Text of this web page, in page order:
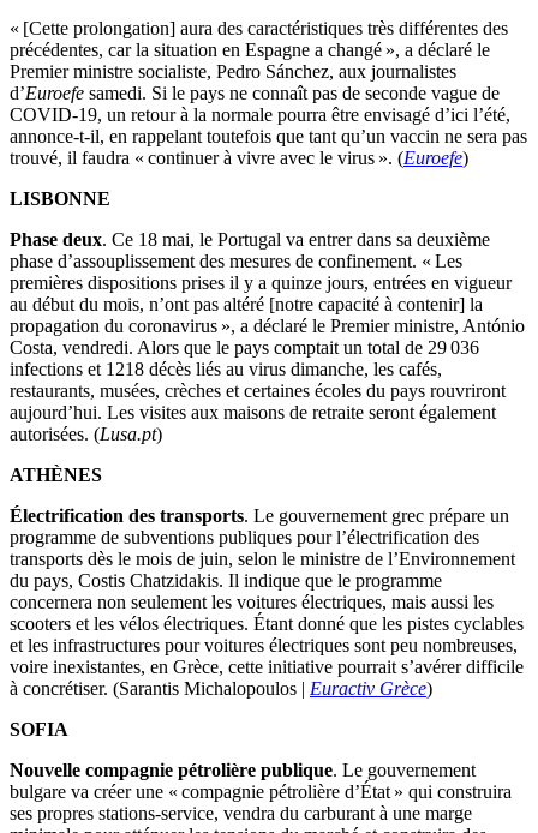
« [Cette prolongation] aura des caractéristiques très différentes des
précédentes, car la situation en Espagne a changé », a déclaré le
Premier ministre socialiste, Pedro Sánchez, aux journalistes
d’Euroefe samedi. Si le pays ne connaît pas de seconde vague de
COVID-19, un retour à la normale pourra être envisagé d’ici l’été,
annonce-t-il, en rappelant toutefois que tant qu’un vaccin ne sera pas
trouvé, il faudra « continuer à vivre avec le virus ». (Euroefe)
LISBONNE
Phase deux. Ce 18 mai, le Portugal va entrer dans sa deuxième
phase d’assouplissement des mesures de confinement. « Les
premières dispositions prises il y a quinze jours, entrées en vigueur
au début du mois, n’ont pas altéré [notre capacité à contenir] la
propagation du coronavirus », a déclaré le Premier ministre, António
Costa, vendredi. Alors que le pays comptait un total de 29 036
infections et 1218 décès liés au virus dimanche, les cafés,
restaurants, musées, crèches et certaines écoles du pays rouvriront
aujourd’hui. Les visites aux maisons de retraite seront également
autorisées. (Lusa.pt)
ATHÈNES
Électrification des transports. Le gouvernement grec prépare un
programme de subventions publiques pour l’électrification des
transports dès le mois de juin, selon le ministre de l’Environnement
du pays, Costis Chatzidakis. Il indique que le programme
concernera non seulement les voitures électriques, mais aussi les
scooters et les vélos électriques. Étant donné que les pistes cyclables
et les infrastructures pour voitures électriques sont peu nombreuses,
voire inexistantes, en Grèce, cette initiative pourrait s’avérer difficile
à concrétiser. (Sarantis Michalopoulos | Euractiv Grèce)
SOFIA
Nouvelle compagnie pétrolière publique. Le gouvernement
bulgare va créer une « compagnie pétrolière d’État » qui construira
ses propres stations-service, vendra du carburant à une marge